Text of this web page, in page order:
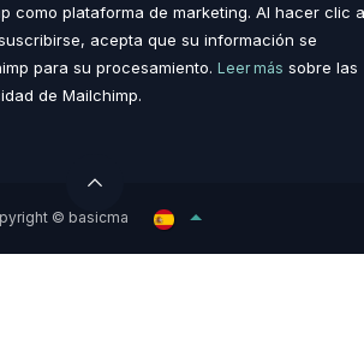
como plataforma de marketing. Al hacer clic a
acepta que su información se
para su procesamiento. Leer más sobre las
de Mailchimp.
© basicma